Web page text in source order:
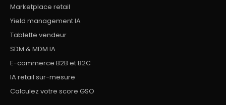
Marketplace retail
Yield management IA
Tablette vendeur
SDM & MDM IA
E-commerce B2B et B2C
IA retail sur-mesure
Calculez votre score GSO